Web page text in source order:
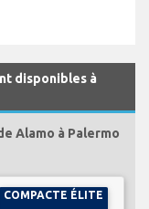
disponibles à
Alamo à Palermo
COMPACTE ÉLITE